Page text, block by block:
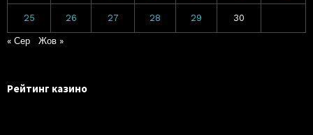
25 26 27 28 29 30
« Сер Жов »
Рейтинг казино